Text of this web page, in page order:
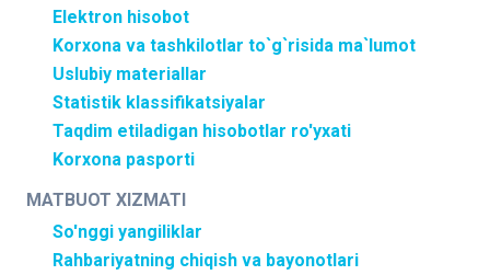
Elektron hisobot
Korxona va tashkilotlar to`g`risida ma`lumot
Uslubiy materiallar
Statistik klassifikatsiyalar
Taqdim etiladigan hisobotlar ro'yxati
Korxona pasporti
MATBUOT XIZMATI
So'nggi yangiliklar
Rahbariyatning chiqish va bayonotlari